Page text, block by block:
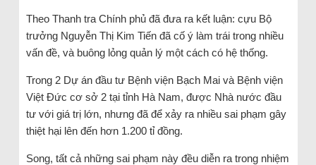
Theo Thanh tra Chính phủ đã đưa ra kết luận: cựu Bộ
trưởng Nguyễn Thị Kim Tiến đã cố ý làm trái trong nhiều
vấn đề, và buông lỏng quản lý một cách có hệ thống.
Trong 2 Dự án đầu tư Bệnh viện Bạch Mai và Bệnh viện
Việt Đức cơ sở 2 tại tỉnh Hà Nam, được Nhà nước đầu
tư với giá trị lớn, nhưng đã để xảy ra nhiều sai phạm gây
thiệt hại lên đến hơn 1.200 tỉ đồng.
Song, tất cả những sai phạm này đều diễn ra trong nhiệm